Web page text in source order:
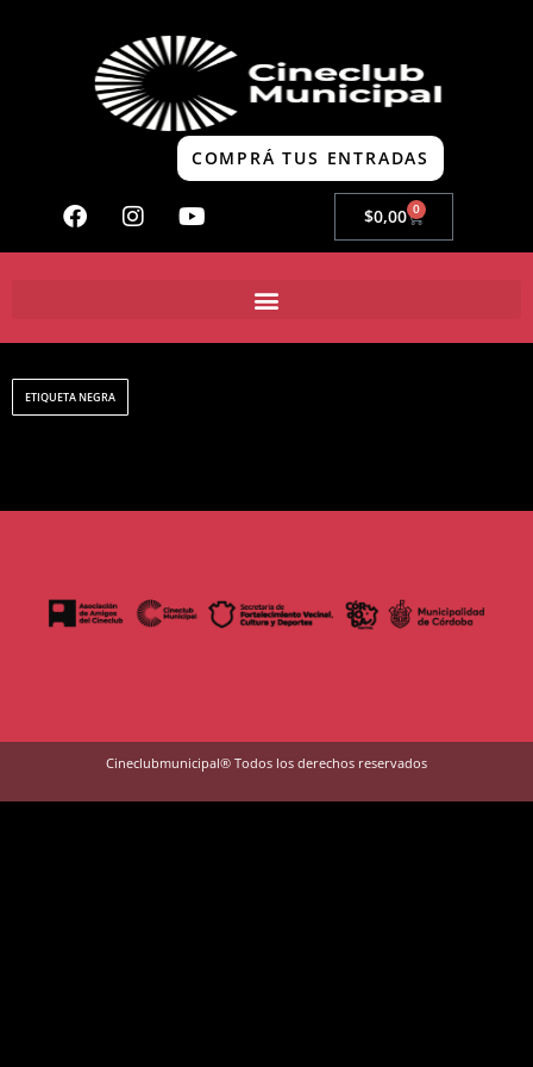
COMPRÁ TUS ENTRADAS
$0,00 0
ETIQUETA NEGRA
Cineclubmunicipal® Todos los derechos reservados